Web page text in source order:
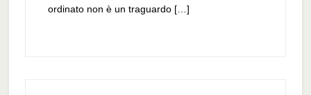
ordinato non è un traguardo […]